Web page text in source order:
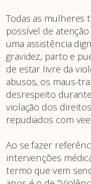
Todas as mulheres
possível de
uma assistência
gravidez, parto e
de estar livre da
abusos, os maus-
desrespeito
violação dos
repudiados com
Ao se fazer
intervenções
termo que vem